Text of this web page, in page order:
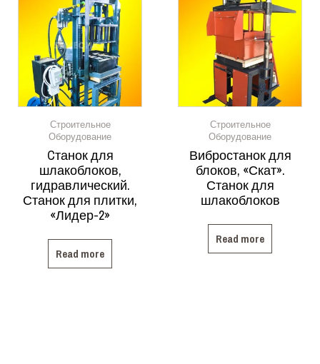
Строительное
Оборудование
Cтанок для
шлакоблоков,
гидравлический.
Станок для плитки,
«Лидер-2»
Read more
Строительное
Оборудование
Вибростанок для
блоков, «Скат».
Станок для
шлакоблоков
Read more